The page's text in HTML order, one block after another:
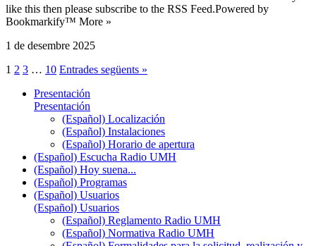
like this then please subscribe to the RSS Feed.Powered by
Bookmarkify™ More »
1 de desembre 2025
1 2 3 … 10 Entrades següents »
Presentación
Presentación
(Español) Localización
(Español) Instalaciones
(Español) Horario de apertura
(Español) Escucha Radio UMH
(Español) Hoy suena...
(Español) Programas
(Español) Usuarios
(Español) Usuarios
(Español) Reglamento Radio UMH
(Español) Normativa Radio UMH